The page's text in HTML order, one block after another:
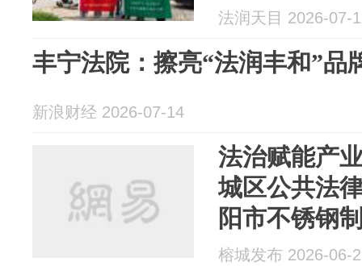
法润天目 2026-07-
丰宁法院：擦亮“法润丰和”品
新浪财经 2026-07-14
法治赋能产
城区公共法
阳市不锈钢
榕城发布 2026-06-